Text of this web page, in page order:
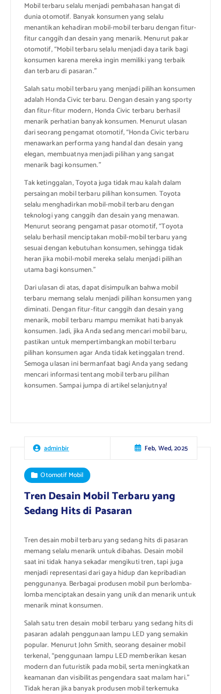
Mobil terbaru selalu menjadi pembahasan hangat di
dunia otomotif. Banyak konsumen yang selalu
menantikan kehadiran mobil-mobil terbaru dengan fitur-
fitur canggih dan desain yang menarik. Menurut pakar
otomotif, “Mobil terbaru selalu menjadi daya tarik bagi
konsumen karena mereka ingin memiliki yang terbaik
dan terbaru di pasaran.”
Salah satu mobil terbaru yang menjadi pilihan konsumen
adalah Honda Civic terbaru. Dengan desain yang sporty
dan fitur-fitur modern, Honda Civic terbaru berhasil
menarik perhatian banyak konsumen. Menurut ulasan
dari seorang pengamat otomotif, “Honda Civic terbaru
menawarkan performa yang handal dan desain yang
elegan, membuatnya menjadi pilihan yang sangat
menarik bagi konsumen.”
Tak ketinggalan, Toyota juga tidak mau kalah dalam
persaingan mobil terbaru pilihan konsumen. Toyota
selalu menghadirkan mobil-mobil terbaru dengan
teknologi yang canggih dan desain yang menawan.
Menurut seorang pengamat pasar otomotif, “Toyota
selalu berhasil menciptakan mobil-mobil terbaru yang
sesuai dengan kebutuhan konsumen, sehingga tidak
heran jika mobil-mobil mereka selalu menjadi pilihan
utama bagi konsumen.”
Dari ulasan di atas, dapat disimpulkan bahwa mobil
terbaru memang selalu menjadi pilihan konsumen yang
diminati. Dengan fitur-fitur canggih dan desain yang
menarik, mobil terbaru mampu memikat hati banyak
konsumen. Jadi, jika Anda sedang mencari mobil baru,
pastikan untuk mempertimbangkan mobil terbaru
pilihan konsumen agar Anda tidak ketinggalan trend.
Semoga ulasan ini bermanfaat bagi Anda yang sedang
mencari informasi tentang mobil terbaru pilihan
konsumen. Sampai jumpa di artikel selanjutnya!
adminbir Feb, Wed, 2025
Otomotif Mobil
Tren Desain Mobil Terbaru yang
Sedang Hits di Pasaran
Tren desain mobil terbaru yang sedang hits di pasaran
memang selalu menarik untuk dibahas. Desain mobil
saat ini tidak hanya sekadar mengikuti tren, tapi juga
menjadi representasi dari gaya hidup dan kepribadian
penggunanya. Berbagai produsen mobil pun berlomba-
lomba menciptakan desain yang unik dan menarik untuk
menarik minat konsumen.
Salah satu tren desain mobil terbaru yang sedang hits di
pasaran adalah penggunaan lampu LED yang semakin
popular. Menurut John Smith, seorang desainer mobil
terkenal, “penggunaan lampu LED memberikan kesan
modern dan futuristik pada mobil, serta meningkatkan
keamanan dan visibilitas pengendara saat malam hari.”
Tidak heran jika banyak produsen mobil terkemuka